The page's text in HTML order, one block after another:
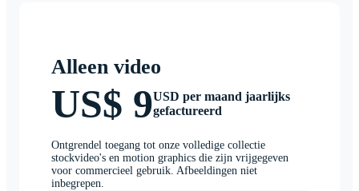
Alleen video
US$ 9USD per maand jaarlijks
gefactureerd
Ontgrendel toegang tot onze volledige collectie
stockvideo's en motion graphics die zijn vrijgegeven
voor commercieel gebruik. Afbeeldingen niet
inbegrepen.